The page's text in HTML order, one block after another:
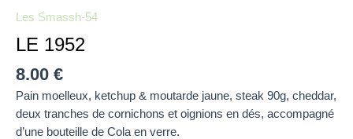
Les Smassh-54
LE 1952
8.00 €
Pain moelleux, ketchup & moutarde jaune, steak 90g, cheddar,
deux tranches de cornichons et oignions en dés, accompagné
d’une bouteille de Cola en verre.